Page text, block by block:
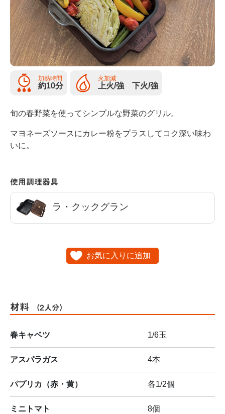
加熱時間
約10分
火加減
上火/強 下火/強
旬の春野菜を使ってシンプルな野菜のグリル。
マヨネーズソースにカレー粉をプラスしてコク深い味わ
いに。
使用調理器具
ラ・クックグラン
お気に入りに追加
材料 （2人分）
春キャベツ 1/6玉
アスパラガス 4本
パプリカ（赤・黄） 各1/2個
ミニトマト 8個